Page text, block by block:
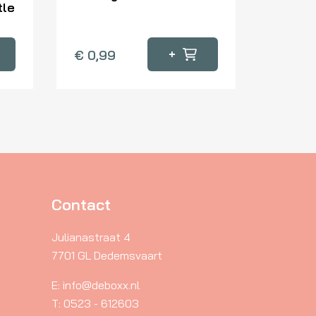
€ 0,99 +
Contact
Julianastraat 4
7701 GL Dedemsvaart
E: info@deboxx.nl
T: 0523 - 612603